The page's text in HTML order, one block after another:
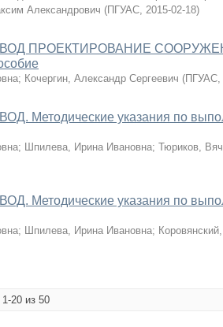
Александрович (ПГУАС, 2015-02-18)
ПРОЕКТИРОВАНИЕ
; Кочергин, Александр Сергеевич (ПГУАС,
Методические указания по
; Шпилева, Ирина Ивановна; Тюриков,
Методические указания по
; Шпилева, Ирина Ивановна;
20 из 50